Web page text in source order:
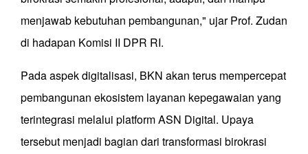
menjawab kebutuhan pembangunan," ujar Prof. Zudan
di hadapan Komisi II DPR RI.
Pada aspek digitalisasi, BKN akan terus mempercepat
pembangunan ekosistem layanan kepegawaian yang
terintegrasi melalui platform ASN Digital. Upaya
tersebut menjadi bagian dari transformasi birokrasi